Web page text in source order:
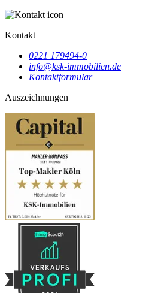
Kontakt
0221 179494-0
info@ksk-immobilien.de
Kontaktformular
Auszeichnungen